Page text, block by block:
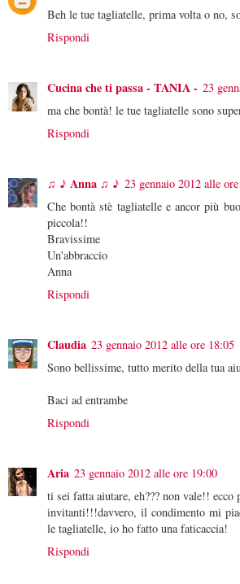
Beh le tue tagliatelle, prima volta o no,
Rispondi
Cucina che ti passa - TANIA - 23
ma che bontà! le tue tagliatelle sono
Rispondi
♫ ♪ Anna ♫ ♪ 23 gennaio 2012 alle
Che bontà stè tagliatelle e ancor più
piccola!!
Bravissime
Un'abbraccio
Anna
Rispondi
Claudia 23 gennaio 2012 alle ore 18:05
Sono bellissime, tutto merito della tua
Baci ad entrambe
Rispondi
Aria 23 gennaio 2012 alle ore 19:00
ti sei fatta aiutare, eh??? non vale!! ecco
invitanti!!!davvero, il condimento mi
le tagliatelle, io ho fatto una faticaccia!
Rispondi